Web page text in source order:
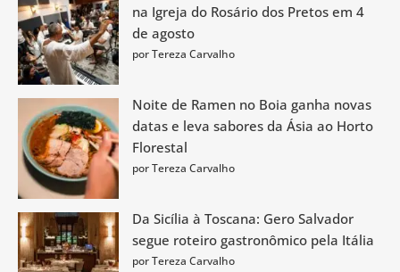
na Igreja do Rosário dos Pretos em 4
de agosto
por Tereza Carvalho
Noite de Ramen no Boia ganha novas
datas e leva sabores da Ásia ao Horto
Florestal
por Tereza Carvalho
Da Sicília à Toscana: Gero Salvador
segue roteiro gastronômico pela Itália
por Tereza Carvalho